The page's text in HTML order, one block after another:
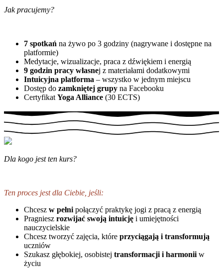
Jak pracujemy?
7 spotkań na żywo po 3 godziny (nagrywane i dostępne na
platformie)
Medytacje, wizualizacje, praca z dźwiękiem i energią
9 godzin pracy własnej z materiałami dodatkowymi
Intuicyjna platforma – wszystko w jednym miejscu
Dostęp do zamkniętej grupy na Facebooku
Certyfikat Yoga Alliance (30 ECTS)
Dla kogo jest ten kurs?
Ten proces jest dla Ciebie, jeśli:
Chcesz w pełni połączyć praktykę jogi z pracą z energią
Pragniesz rozwijać swoją intuicję i umiejętności
nauczycielskie
Chcesz tworzyć zajęcia, które przyciągają i transformują
uczniów
Szukasz głębokiej, osobistej transformacji i harmonii w
życiu